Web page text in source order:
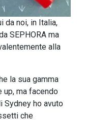
da noi, in Italia,
SEPHORA ma
alla
la sua gamma
up, ma facendo
Sydney ho avuto
che